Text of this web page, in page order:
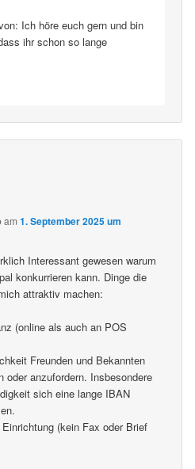
Ich höre euch gern und bin
ihr schon so lange
am1. September 2025 um
Interessant gewesen warum
konkurrieren kann. Dinge die
attraktiv machen:
(online als auch an POS
Freunden und Bekannten
oder anzufordern. Insbesondere
sich eine lange IBAN
(kein Fax oder Brief